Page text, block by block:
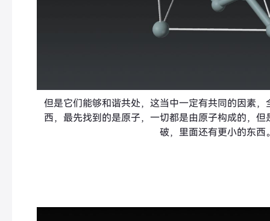
但是它们能够和谐共处，这当中一定有共同的因素
西，最先找到的是原子，一切都是由原子构成的，
破，里面还有更小的东西